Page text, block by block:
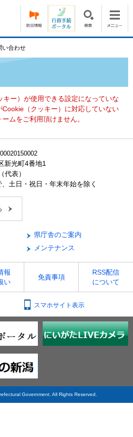
い合わせ
キー）が使用できる設定になっていな
（クッキー）に対応していない
ムをご利用頂けません。
光町4番地1
表）
土日・祝日・年末年始を除く
県庁舎のご案内
メンテナンス
報
い
免責事項
RSS配信
について
スマホサイト表示
Government. All Rights Reserved.